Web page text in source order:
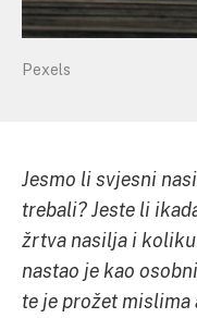
Pexels
Jesmo li svjesni
trebali? Jeste li
žrtva nasilja i
nastao je kao
te je prožet